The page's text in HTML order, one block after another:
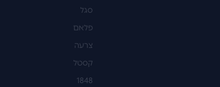
סגל
פלאם
צרעה
קסטל
1848